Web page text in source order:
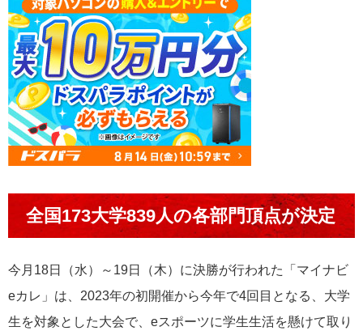
全国173大学839人の各部門頂点が決定
今月18日（水）～19日（木）に決勝が行われた「マイナビ
eカレ」は、2023年の初開催から今年で4回目となる、大学
生を対象とした大会で、eスポーツに学生生活を懸けて取り